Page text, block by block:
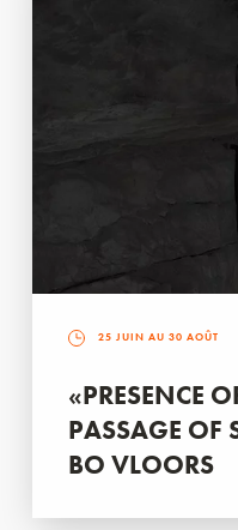
25 JUIN AU 30 AOÛT
«PRESENCE
PASSAGE OF
BO VLOORS